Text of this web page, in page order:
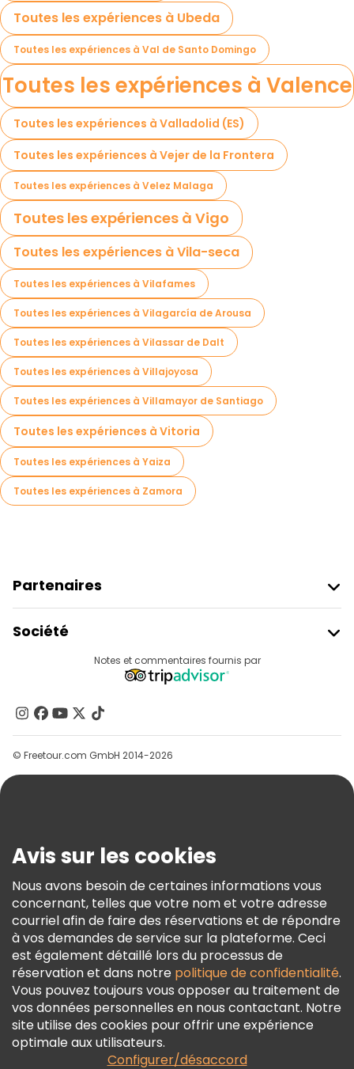
Toutes les expériences à Ubeda
Toutes les expériences à Val de Santo Domingo
Toutes les expériences à Valence
Toutes les expériences à Valladolid (ES)
Toutes les expériences à Vejer de la Frontera
Toutes les expériences à Velez Malaga
Toutes les expériences à Vigo
Toutes les expériences à Vila-seca
Toutes les expériences à Vilafames
Toutes les expériences à Vilagarcía de Arousa
Toutes les expériences à Vilassar de Dalt
Toutes les expériences à Villajoyosa
Toutes les expériences à Villamayor de Santiago
Toutes les expériences à Vitoria
Toutes les expériences à Yaiza
Toutes les expériences à Zamora
Partenaires
Connexion Du Fournisseur
Programme D’affiliation
Société
Contactez-Nous
Groupes
Aide
Conditions Générales Et Mentions Légales
Politique En Matière De Cookies
Freetour Prix
Programme De Fidélité
Notes et commentaires fournis par
© Freetour.com GmbH 2014-2026
Avis sur les cookies
Nous avons besoin de certaines informations vous
concernant, telles que votre nom et votre adresse
courriel afin de faire des réservations et de répondre
à vos demandes de service sur la plateforme. Ceci
est également détaillé lors du processus de
réservation et dans notre politique de confidentialité.
Vous pouvez toujours vous opposer au traitement de
vos données personnelles en nous contactant. Notre
site utilise des cookies pour offrir une expérience
optimale aux utilisateurs.
Configurer/désaccord